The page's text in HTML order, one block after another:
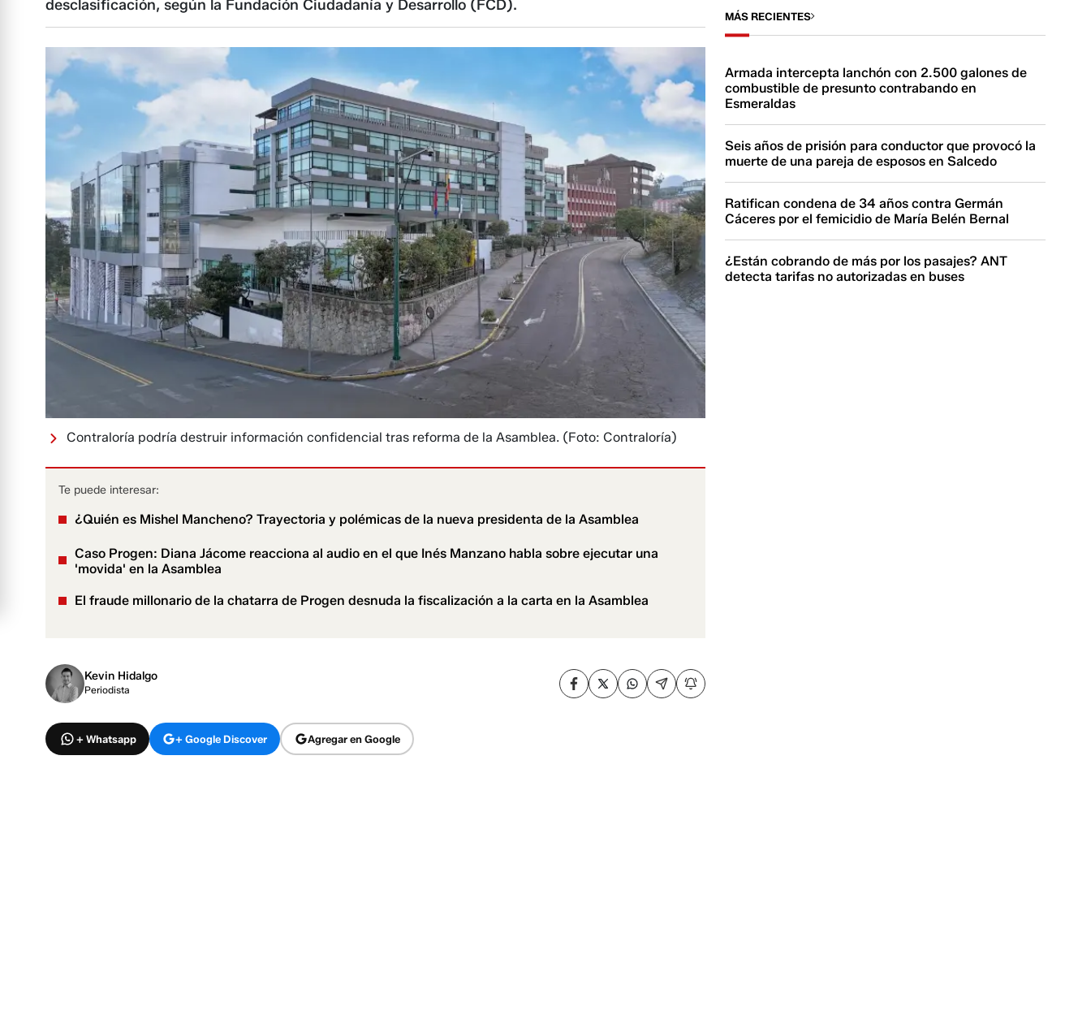
desclasificación, según la Fundación Ciudadanía y Desarrollo (FCD).
Contraloría podría destruir información confidencial tras reforma de la Asamblea. (Foto: Contraloría)
Te puede interesar:
¿Quién es Mishel Mancheno? Trayectoria y polémicas de la nueva presidenta de la Asamblea
Caso Progen: Diana Jácome reacciona al audio en el que Inés Manzano habla sobre ejecutar una
'movida' en la Asamblea
El fraude millonario de la chatarra de Progen desnuda la fiscalización a la carta en la Asamblea
Kevin Hidalgo
Periodista
+ Whatsapp + Google Discover Agregar en Google
MÁS RECIENTES
Armada intercepta lanchón con 2.500 galones de
combustible de presunto contrabando en
Esmeraldas
Seis años de prisión para conductor que provocó la
muerte de una pareja de esposos en Salcedo
Ratifican condena de 34 años contra Germán
Cáceres por el femicidio de María Belén Bernal
¿Están cobrando de más por los pasajes? ANT
detecta tarifas no autorizadas en buses